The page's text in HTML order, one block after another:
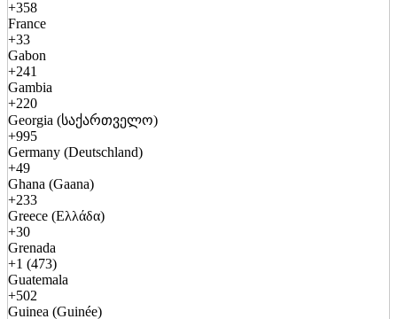
+358
France
+33
Gabon
+241
Gambia
+220
Georgia (საქართველო)
+995
Germany (Deutschland)
+49
Ghana (Gaana)
+233
Greece (Ελλάδα)
+30
Grenada
+1 (473)
Guatemala
+502
Guinea (Guinée)